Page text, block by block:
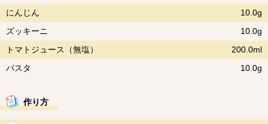
にんじん
10.0g
ズッキーニ
10.0g
トマトジュース（無塩）
200.0ml
パスタ
10.0g
作り方